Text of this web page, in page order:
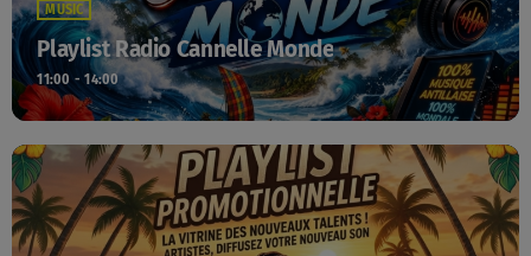
MUSIC
Playlist Radio Cannelle Monde
11:00 - 14:00